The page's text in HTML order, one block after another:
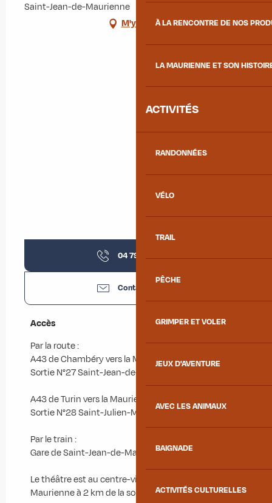
À LA RENCONTRE DE NOS
LA MAURIENNE ET SON
ACTIVITÉS
RANDONNÉES
VÉLO
TRAIL
PÊCHE
GRIMPER ET VOLER
JEUX D'AVENTURE
AVEC LES ANIMAUX
BAIGNADE
ACTIVITÉS CULTURELLES
Saint-Jean-de-Maurienne
M'y rendre
04 79 83 51
Contactez-nous
Accès
Accès
Par la route :
A43 de Chambéry vers la Maurienne :
Sortie N°27 Saint-Jean-de-Maurienne.
A43 de Turin vers la Maurienne :
Sortie N°28 Saint-Julien-Montdenis.
Par le train :
Gare de Saint-Jean-de-Maurienne
Le théâtre est au centre-ville de Saint-Jean-de-
Maurienne à 2 km de la sortie de l'autoroute A43.